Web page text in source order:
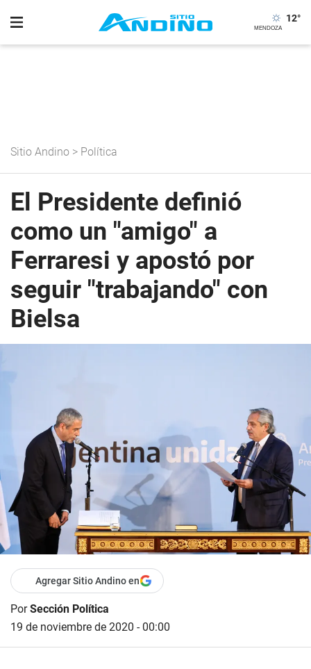
12°
Sitio Andino > Política
El Presidente definió
como un "amigo" a
Ferraresi y apostó por
seguir "trabajando" con
Bielsa
Agregar Sitio Andino en
PorSección Política
19 de noviembre de 2020 - 00:00